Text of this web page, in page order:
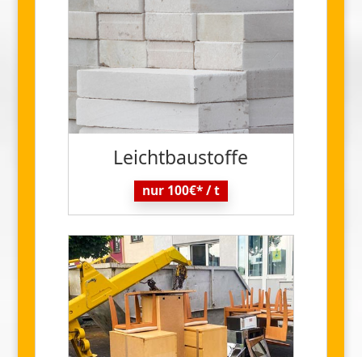
Leichtbaustoffe
nur 100€* / t